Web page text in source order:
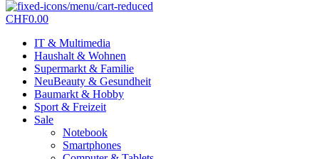
CHF0.00
IT & Multimedia
Haushalt & Wohnen
Supermarkt & Familie
NeuBeauty & Gesundheit
Baumarkt & Hobby
Sport & Freizeit
Sale
Notebook
Smartphones